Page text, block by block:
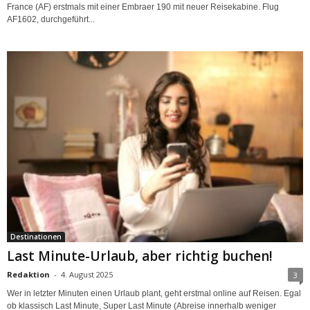
France (AF) erstmals mit einer Embraer 190 mit neuer Reisekabine. Flug
AF1602, durchgeführt...
Destinationen
Last Minute-Urlaub, aber richtig buchen!
Redaktion - 4. August 2025 3
Wer in letzter Minuten einen Urlaub plant, geht erstmal online auf Reisen. Egal
ob klassisch Last Minute, Super Last Minute (Abreise innerhalb weniger